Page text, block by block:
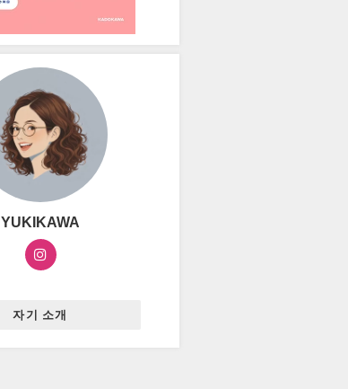
YUKIKAWA
자기 소개